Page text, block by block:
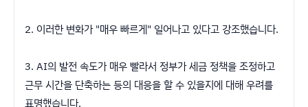
2. 이러한 변화가 "매우 빠르게" 일어나고 있다고 강조했습니다.
3. AI의 발전 속도가 매우 빨라서 정부가 세금 정책을 조정하고
근무 시간을 단축하는 등의 대응을 할 수 있을지에 대해 우려를
표명했습니다.